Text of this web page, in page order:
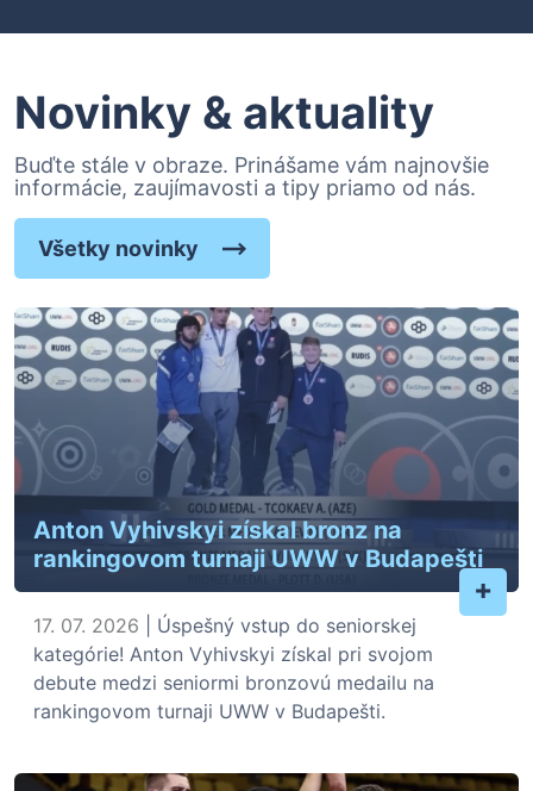
Novinky & aktuality
Buďte stále v obraze. Prinášame vám najnovšie
informácie, zaujímavosti a tipy priamo od nás.
Všetky novinky
Anton Vyhivskyi získal bronz na
rankingovom turnaji UWW v Budapešti
+
17. 07. 2026 | Úspešný vstup do seniorskej
kategórie! Anton Vyhivskyi získal pri svojom
debute medzi seniormi bronzovú medailu na
rankingovom turnaji UWW v Budapešti.